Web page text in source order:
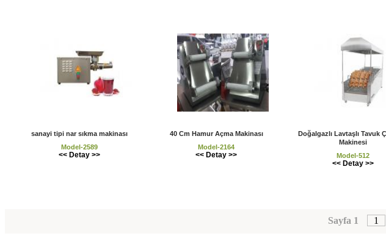
sanayi tipi nar sıkma makinası
Model-2589
<< Detay >>
40 Cm Hamur Açma Makinası
Model-2164
<< Detay >>
Doğalgazlı Lavtaşlı Tavuk
Makinesi
Model-512
<< Detay >>
Sayfa 1 1